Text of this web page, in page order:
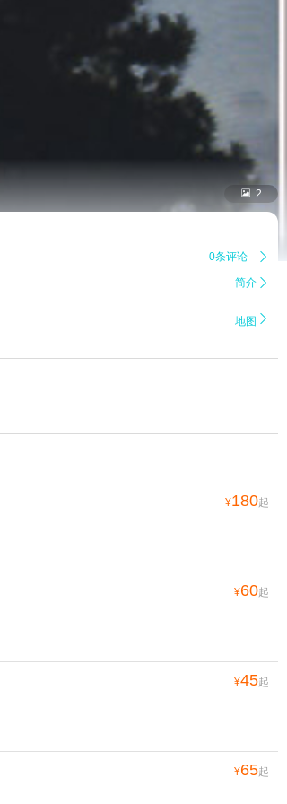
 2
0条评论 
简介 
地图 
¥180起
¥60起
¥45起
¥65起